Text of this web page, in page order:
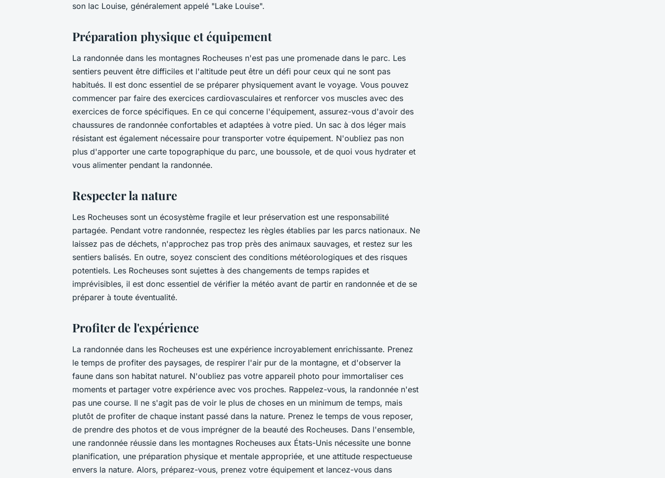
son lac Louise, généralement appelé "Lake Louise".
Préparation physique et équipement
La randonnée dans les montagnes Rocheuses n'est pas une promenade dans le parc. Les
sentiers peuvent être difficiles et l'altitude peut être un défi pour ceux qui ne sont pas
habitués. Il est donc essentiel de se préparer physiquement avant le voyage. Vous pouvez
commencer par faire des exercices cardiovasculaires et renforcer vos muscles avec des
exercices de force spécifiques. En ce qui concerne l'équipement, assurez-vous d'avoir des
chaussures de randonnée confortables et adaptées à votre pied. Un sac à dos léger mais
résistant est également nécessaire pour transporter votre équipement. N'oubliez pas non
plus d'apporter une carte topographique du parc, une boussole, et de quoi vous hydrater et
vous alimenter pendant la randonnée.
Respecter la nature
Les Rocheuses sont un écosystème fragile et leur préservation est une responsabilité
partagée. Pendant votre randonnée, respectez les règles établies par les parcs nationaux. Ne
laissez pas de déchets, n'approchez pas trop près des animaux sauvages, et restez sur les
sentiers balisés. En outre, soyez conscient des conditions météorologiques et des risques
potentiels. Les Rocheuses sont sujettes à des changements de temps rapides et
imprévisibles, il est donc essentiel de vérifier la météo avant de partir en randonnée et de se
préparer à toute éventualité.
Profiter de l'expérience
La randonnée dans les Rocheuses est une expérience incroyablement enrichissante. Prenez
le temps de profiter des paysages, de respirer l'air pur de la montagne, et d'observer la
faune dans son habitat naturel. N'oubliez pas votre appareil photo pour immortaliser ces
moments et partager votre expérience avec vos proches. Rappelez-vous, la randonnée n'est
pas une course. Il ne s'agit pas de voir le plus de choses en un minimum de temps, mais
plutôt de profiter de chaque instant passé dans la nature. Prenez le temps de vous reposer,
de prendre des photos et de vous imprégner de la beauté des Rocheuses. Dans l'ensemble,
une randonnée réussie dans les montagnes Rocheuses aux États-Unis nécessite une bonne
planification, une préparation physique et mentale appropriée, et une attitude respectueuse
envers la nature. Alors, préparez-vous, prenez votre équipement et lancez-vous dans